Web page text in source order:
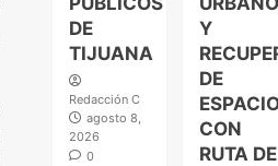
DE
TIJUANA
Redacción C
agosto 8,
2026
0
Y
DE
CON
RUTA DE